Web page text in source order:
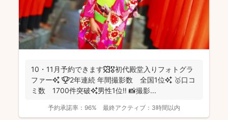
10・11月予約できます🍁🎖初代殿堂入りフォトグラ
ファー✨ 🏆2年連続 年間撮影数 全国1位✨ 🥇口コ
ミ数 1700件突破✨男性1位‼️ 📸撮影...
予約承諾率： 96% 最終アクティブ： 3時間以内